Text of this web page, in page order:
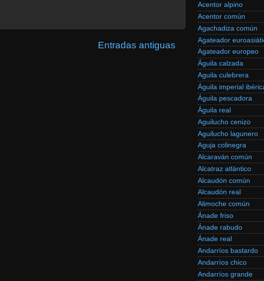
Entradas antiguas
Acentor alpino
Acentor común
Agachadiza común
Agateador
Agateador europeo
Águila calzada
Aguila culebrera
Águila imperial
Águila pescadora
Águila real
Aguilucho cenizo
Aguilucho lagunero
Aguja colinegra
Alcaraván común
Alcatraz atlántico
Alcaudón común
Alcaudón real
Alimoche común
Ánade friso
Ánade rabudo
Ánade real
Andarríos bastardo
Andarríos chico
Andarríos grande